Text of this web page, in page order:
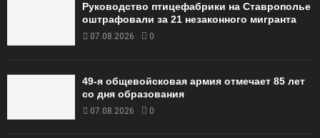
Руководство птицефабрики на Ставрополье
оштрафовали за 21 незаконного мигранта
07.08.2026 0
49‑я общевойсковая армия отмечает 85 лет
со дня образования
07.08.2026 0